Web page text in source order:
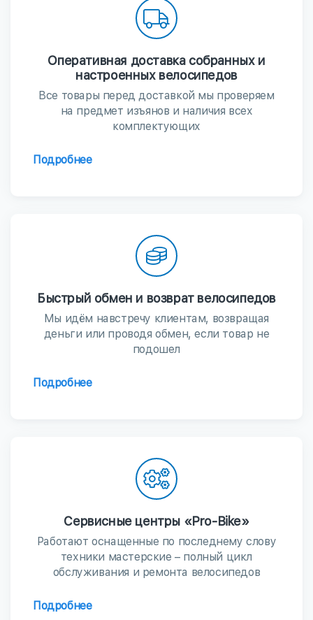
Оперативная доставка собранных и
настроенных велосипедов
Все товары перед доставкой мы проверяем
на предмет изъянов и наличия всех
комплектующих
Подробнее
Быстрый обмен и возврат велосипедов
Мы идём навстречу клиентам, возвращая
деньги или проводя обмен, если товар не
подошел
Подробнее
Сервисные центры «Pro-Bike»
Работают оснащенные по последнему слову
техники мастерские – полный цикл
обслуживания и ремонта велосипедов
Подробнее